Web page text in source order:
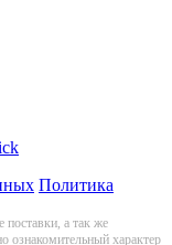
Политика
поставки, а так же
ознакомительный харaктер